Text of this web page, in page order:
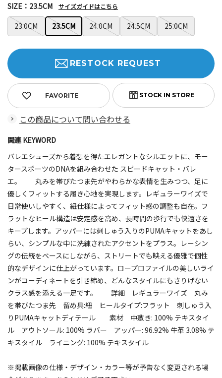
23.0CM 23.5CM 24.0CM 24.5CM 25.0CM
SIZE：23.5CM サイズガイドはこちら
FAVORITE
RESTOCK REQUEST
この商品について問い合わせる
関連 KEYWORD
バレエシューズから着想を得たエレガントなシルエットに、モー
タースポーツのDNAを組み合わせた スピードキャット・バレ
エ。 丸みを帯びたつま先がやわらかな表情を生みつつ、足に
優しくフィットする履き心地を実現します。レギュラーワイズで
日常使いしやすく、紐仕様によってフィット感の調整も自在。フ
ラットなヒール構造は安定感を高め、長時間の歩行でも快適さを
キープします。アッパーには刺しゅう入りのPUMAキャットをあし
らい、シンプルな中に洗練されたアクセントをプラス。レーシン
グの伝統をベースにしながら、ストリートでも映える優雅で個性
的なデザインに仕上がっています。ロープロファイルの美しいライ
ンがコーディネートを引き締め、どんなスタイルにもさりげない
クラス感を添える一足です。 詳細 レギュラーワイズ 丸み
を帯びたつま先 留め具:紐 ヒールタイプ:フラット 刺しゅう入
りPUMAキャットディテール 素材 中敷き: 100% テキスタイ
ル アウトソール: 100% ラバー アッパー: 96.92% 牛革 3.08% テ
キスタイル ライニング: 100% テキスタイル
※掲載画像の仕様・デザイン・カラー等が予告なく変更される場